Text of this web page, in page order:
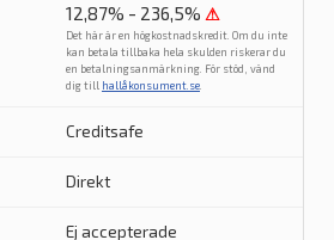
12,87% - 236,5% ⚠
Det här är en högkostnadskredit. Om du inte
kan betala tillbaka hela skulden riskerar du
en betalningsanmärkning. För stöd, vänd
dig till hallåkonsument.se
Creditsafe
Direkt
Ej accepterade